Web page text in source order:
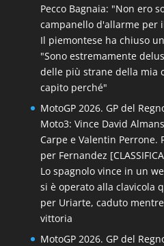
Pecco Bagnaia: "Non ero
campanello d'allarme per
Il piemontese ha chiuso
"Sono estremamente
delle più strane della mia
capito perché"
MotoGP 2026. GP del
Moto3: Vince David
Carpe e Valentin Perrone.
per Fernandez
Lo spagnolo vince in un
si è operato alla clavicola
per Uriarte, caduto
vittoria
MotoGP 2026. GP del